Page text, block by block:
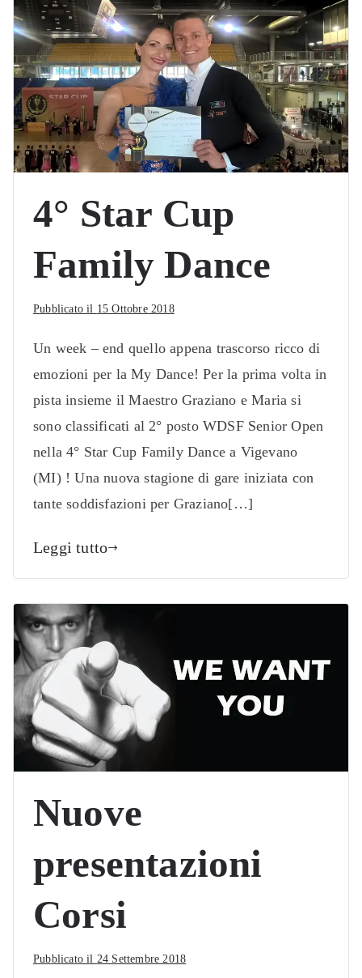
4° Star Cup
Family Dance
Pubblicato il 15 Ottobre 2018
Un week – end quello appena trascorso ricco di
emozioni per la My Dance! Per la prima volta in
pista insieme il Maestro Graziano e Maria si
sono classificati al 2° posto WDSF Senior Open
nella 4° Star Cup Family Dance a Vigevano
(MI) ! Una nuova stagione di gare iniziata con
tante soddisfazioni per Graziano[…]
Leggi tutto
Nuove
presentazioni
Corsi
Pubblicato il 24 Settembre 2018